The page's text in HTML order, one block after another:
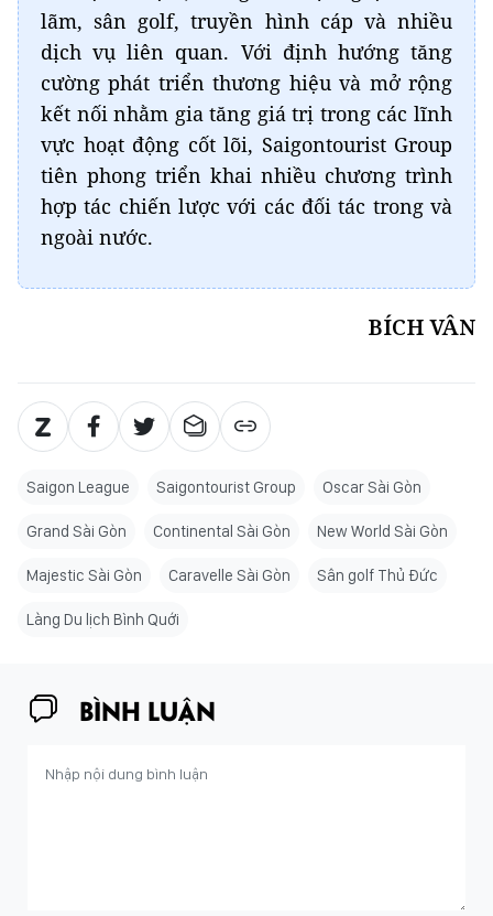
lãm, sân golf, truyền hình cáp và nhiều
dịch vụ liên quan. Với định hướng tăng
cường phát triển thương hiệu và mở rộng
kết nối nhằm gia tăng giá trị trong các lĩnh
vực hoạt động cốt lõi, Saigontourist Group
tiên phong triển khai nhiều chương trình
hợp tác chiến lược với các đối tác trong và
ngoài nước.
BÍCH VÂN
Saigon League Saigontourist Group Oscar Sài Gòn
Grand Sài Gòn Continental Sài Gòn New World Sài Gòn
Majestic Sài Gòn Caravelle Sài Gòn Sân golf Thủ Đức
Làng Du lịch Bình Quới
BÌNH LUẬN